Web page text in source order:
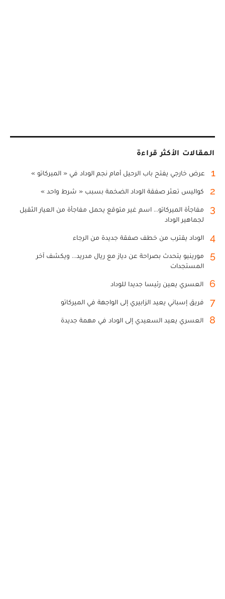
المقالات الأكثر قراءة
1 عرض خارجي يفتح باب الرحيل أمام نجم الوداد في « الميركاتو »
2 كواليس تعثر صفقة الوداد الضخمة بسبب « شرط واحد »
3
مفاجأة الميركاتو... اسم غير متوقع يحمل مفاجأة من العيار الثقيل
لجماهير الوداد
4 الوداد يقترب من خطف صفقة جديدة من الرجاء
5
مورينيو يتحدث بصراحة عن دياز مع ريال مدريد... ويكشف آخر
المستجدات
6 العسري يعين رئيسا جديدا للوداد
7 فريق إسباني يعيد الزابيري إلى الواجهة في الميركاتو
8 العسري يعيد السعيدي إلى الوداد في مهمة جديدة